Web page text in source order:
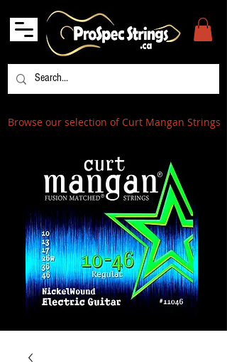
Browse our selection of Curt Mangan Strings